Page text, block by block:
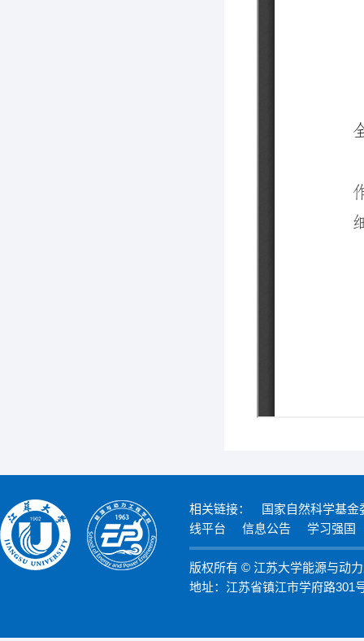
相关链接：
国家自然科学基金
线平台
信息公告 学习强国
版权所有 © 江苏大学能源与动
地址：江苏省镇江市学府路301